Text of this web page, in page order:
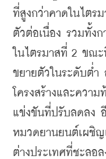
ที่สูงกว่าคาดในไตร
ตัวต่อเนื่อง รวมทั้งก
ในไตรมาสที่ 2 ขณ
ขยายตัวในระดับต่ำ
โครงสร้างและควา
แข่งขันที่ปรับลดลง
หมวดยานยนต์เผชิญ
ต่างประเทศที่ชะลอ